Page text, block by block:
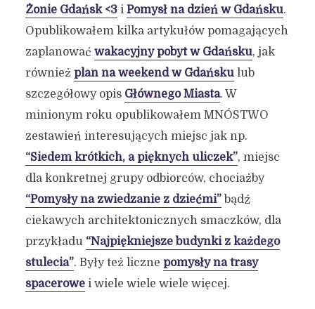
Żonie Gdańsk <3i Pomysł na dzień w Gdańsku.
Opublikowałem kilka artykułów pomagających
zaplanować wakacyjny pobyt w Gdańsku, jak
również plan na weekend w Gdańskulub
szczegółowy opis Głównego Miasta. W
minionym roku opublikowałem MNÓSTWO
zestawień interesujących miejsc jak np.
“Siedem krótkich, a pięknych uliczek”, miejsc
dla konkretnej grupy odbiorców, chociażby
“Pomysły na zwiedzanie z dziećmi”bądź
ciekawych architektonicznych smaczków, dla
przykładu “Najpiękniejsze budynki z każdego
stulecia”. Były też liczne pomysły na trasy
spacerowei wiele wiele wiele więcej.